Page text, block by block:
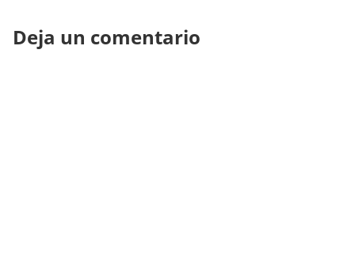
Deja un comentario